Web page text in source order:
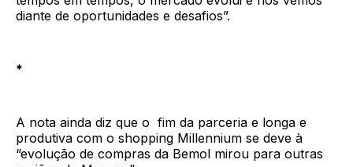
diante de oportunidades e desafios”.
*
A nota ainda diz que o fim da parceria e longa e
produtiva com o shopping Millennium se deve à
“evolução de compras da Bemol mirou para outras